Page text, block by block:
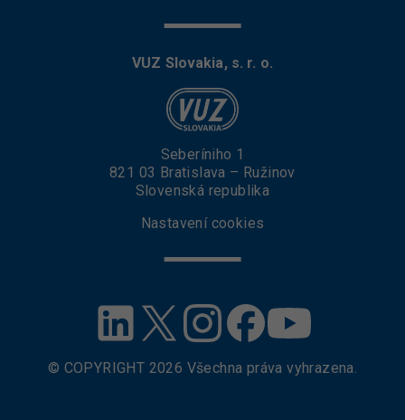
© COPYRIGHT 2026 Všechna práva vyhrazena.
VUZ Slovakia, s. r. o.
Seberíniho 1
821 03 Bratislava – Ružinov
Slovenská republika
Nastavení cookies